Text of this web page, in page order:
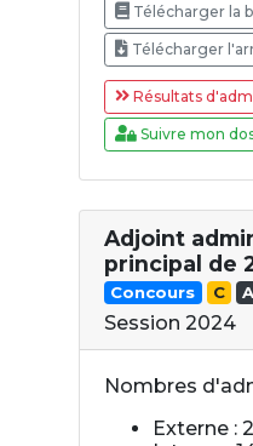
Télécharger la
Télécharger
Résultats
Suivre mon
Adjoint
principal de
Concours C
Session 2024
Nombres
Externe :